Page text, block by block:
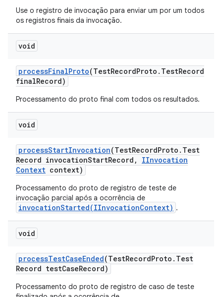
Use o registro de invocação para enviar um por um todos
os registros finais da invocação.
void
processFinalProto(TestRecordProto . TestRecord
finalRecord)
Processamento do proto final com todos os resultados.
void
processStartInvocation(TestRecordProto . Test
Record invocationStartRecord ,
IInvocation
Context context)
Processamento do proto de registro de teste de
invocação parcial após a ocorrência de
invocationStarted(IInvocationContext) .
void
processTestCaseEnded(TestRecordProto . Test
Record testCaseRecord)
Processamento do proto de registro de caso de teste